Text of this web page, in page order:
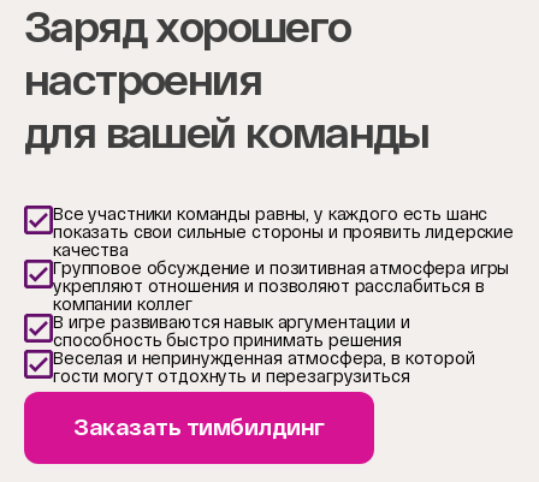
Заряд хорошего
настроения
для вашей команды
Все участники команды равны, у каждого есть шанс
показать свои сильные стороны и проявить лидерские
качества
Групповое обсуждение и позитивная атмосфера игры
укрепляют отношения и позволяют расслабиться в
компании коллег
В игре развиваются навык аргументации и
способность быстро принимать решения
Веселая и непринужденная атмосфера, в которой
гости могут отдохнуть и перезагрузиться
Заказать тимбилдинг